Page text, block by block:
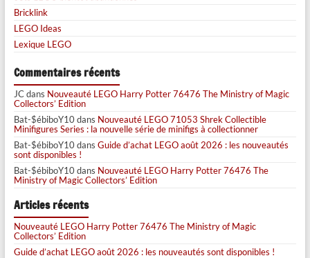
Bricklink
LEGO Ideas
Lexique LEGO
Commentaires récents
JCdans Nouveauté LEGO Harry Potter 76476 The Ministry of Magic
Collectors’ Edition
Bat-$ébiboY10dans Nouveauté LEGO 71053 Shrek Collectible
Minifigures Series : la nouvelle série de minifigs à collectionner
Bat-$ébiboY10dans Guide d’achat LEGO août 2026 : les nouveautés
sont disponibles !
Bat-$ébiboY10dans Nouveauté LEGO Harry Potter 76476 The
Ministry of Magic Collectors’ Edition
Articles récents
Nouveauté LEGO Harry Potter 76476 The Ministry of Magic
Collectors’ Edition
Guide d’achat LEGO août 2026 : les nouveautés sont disponibles !